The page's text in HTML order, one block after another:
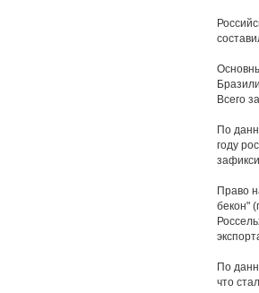
Всего
По
году
Право
бекон"
По
что